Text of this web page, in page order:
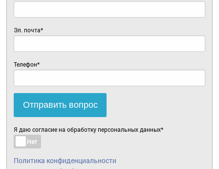
Эл. почта*
Телефон*
Отправить вопрос
Я даю согласие на обработку персональных данных*
Нет
Политика конфиденциальности